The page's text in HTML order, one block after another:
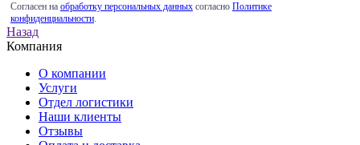
Согласен на обработку персональных данных согласно Политике
конфиденциальности.
Назад
Компания
О компании
Услуги
Отдел логистики
Наши клиенты
Отзывы